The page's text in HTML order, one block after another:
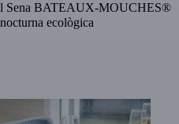
Sena BATEAUX-MOUCHES®
ecològica